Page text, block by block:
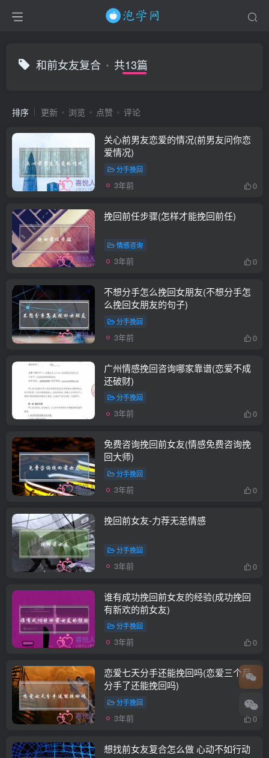
和前女友复合 共13篇
排序 更新 浏览 点赞 评论
关心前男友恋爱的情况(前男友问你恋
爱情况)
分手挽回
3年前 0
挽回前任步骤(怎样才能挽回前任)
情感咨询
3年前 0
不想分手怎么挽回女朋友(不想分手怎
么挽回女朋友的句子)
分手挽回
3年前 0
广州情感挽回咨询哪家靠谱(恋爱不成
还破财)
分手挽回
3年前 0
免费咨询挽回前女友(情感免费咨询挽
回大师)
分手挽回
3年前 0
挽回前女友-力荐无恙情感
分手挽回
3年前 0
谁有成功挽回前女友的经验(成功挽回
有新欢的前女友)
分手挽回
3年前 0
恋爱七天分手还能挽回吗(恋爱三个月
分手了还能挽回吗)
分手挽回
3年前 0
想找前女友复合怎么做 心动不如行动